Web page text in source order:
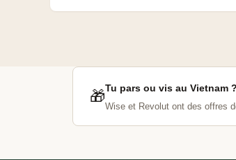
🎁Tu pars ou vis au Vietnam ?
Wise et Revolut ont des offres